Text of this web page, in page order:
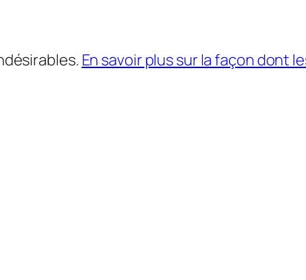
En savoir plus sur la façon dont